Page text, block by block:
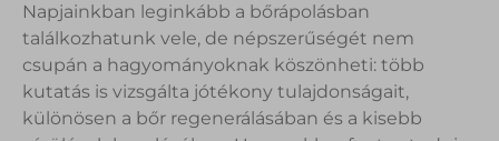
Napjainkban leginkább a bőrápolásban
találkozhatunk vele, de népszerűségét nem
csupán a hagyományoknak köszönheti: több
kutatás is vizsgálta jótékony tulajdonságait,
különösen a bőr regenerálásában és a kisebb